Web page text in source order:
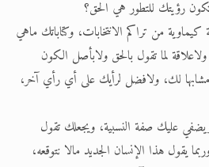
رؤيتك للتطور هي الحق؟
من تراكم الانتخابات، وكتاباتك ماهي
ولاعلاقة لما تقول بالحق ولابأصل الكون
مشابها لك، ولافضل لرأيك على أي رأي آخر،
عليك صفة النسبية، ويجعلك تقول
يقول هذا الإنسان الجديد مالا نتوقعه،